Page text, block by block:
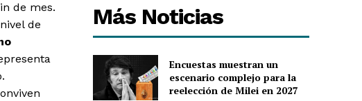
de mes.
de
Más Noticias
Encuestas muestran un
escenario complejo para la
reelección de Milei en 2027